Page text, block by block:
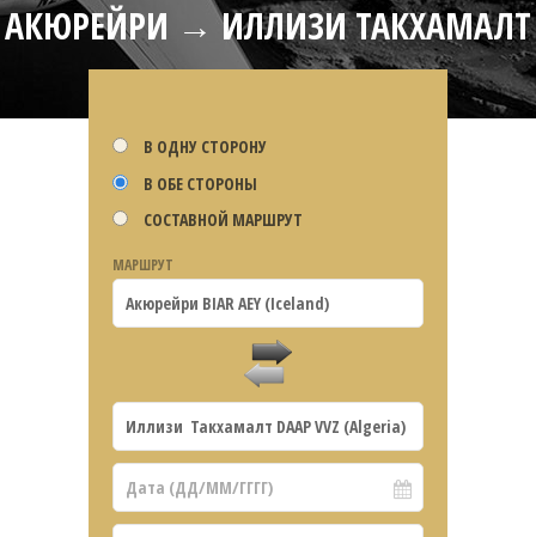
АКЮРЕЙРИ → ИЛЛИЗИ ТАКХАМАЛТ
В ОДНУ СТОРОНУ
В ОБЕ СТОРОНЫ
СОСТАВНОЙ МАРШРУТ
МАРШРУТ